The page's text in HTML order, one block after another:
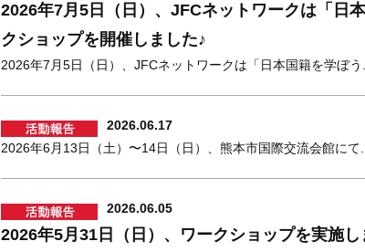
2026年7月5日（日）、JFCネットワークは「日
クショップを開催しました♪
2026年7月5日（日）、JFCネットワークは「日本国籍を学ぼう...
2026.06.17
2026年6月13日（土）〜14日（日）、熊本市国際交流会館にて...
2026.06.05
2026年5月31日（日）、ワークショップを実施し